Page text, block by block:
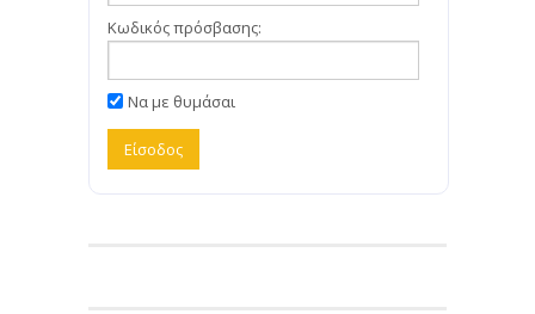
Κωδικός πρόσβασης:
Να με θυμάσαι